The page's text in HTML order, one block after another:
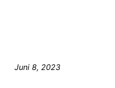
Juni 8, 2023